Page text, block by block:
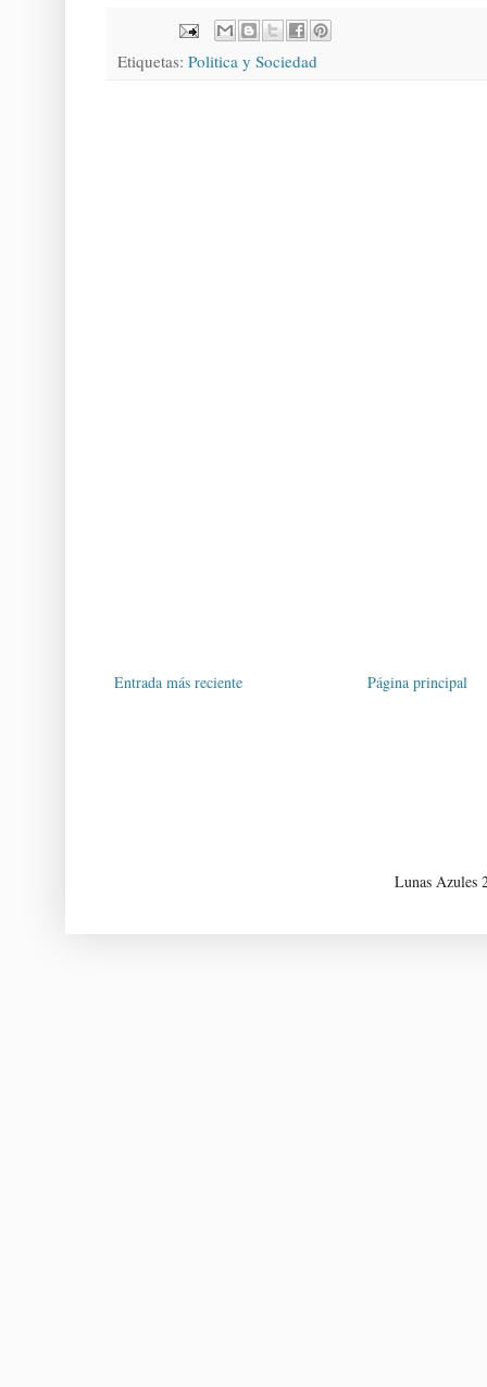
Etiquetas: Politica y Sociedad
Entrada más reciente Página principal
Lunas Azules